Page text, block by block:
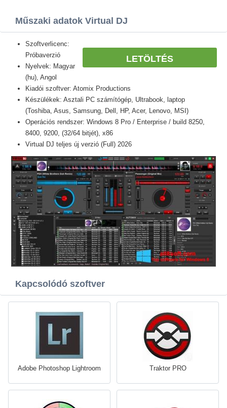
Műszaki adatok Virtual DJ
LETÖLTÉS
Szoftverlicenc:
Próbaverzió
Nyelvek: Magyar
(hu), Angol
Kiadói szoftver: Atomix Productions
Készülékek: Asztali PC számítógép, Ultrabook, laptop
(Toshiba, Asus, Samsung, Dell, HP, Acer, Lenovo, MSI)
Operációs rendszer: Windows 8 Pro / Enterprise / build 8250,
8400, 9200, (32/64 bitjét), x86
Virtual DJ teljes új verzió (Full) 2026
Kapcsolódó szoftver
Adobe Photoshop Lightroom Traktor PRO